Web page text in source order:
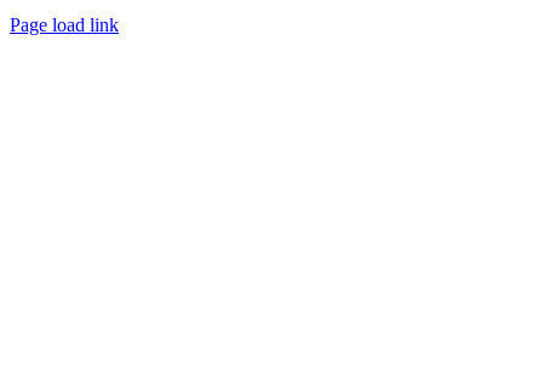
Page load link